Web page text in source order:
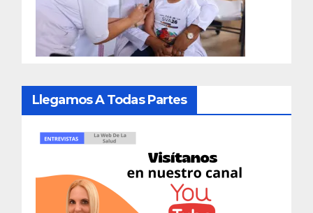
Llegamos A Todas Partes